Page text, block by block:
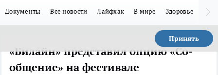
Документы Все новости Лайфхак В мире Здоровье
Принять
«Билайн» представил опцию «Со-
общение» на фестивале